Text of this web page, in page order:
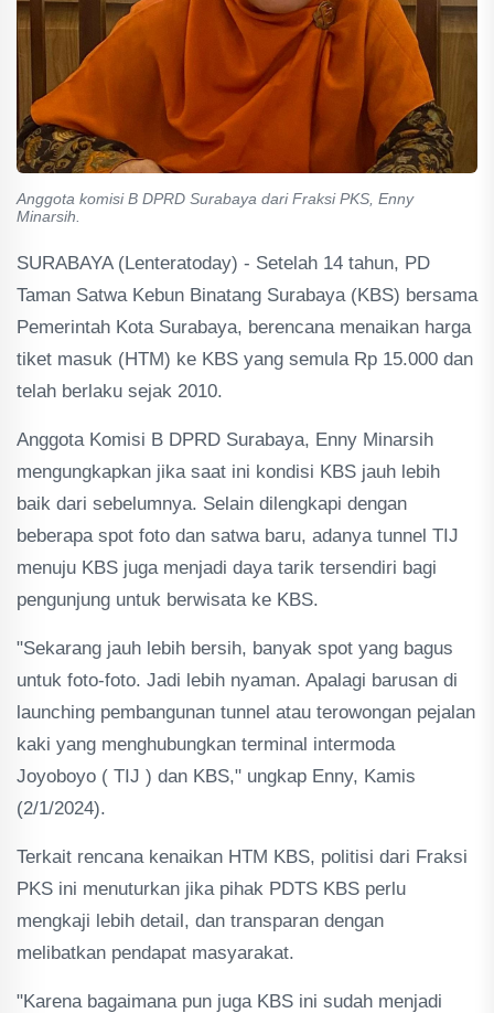
Anggota komisi B DPRD Surabaya dari Fraksi PKS, Enny
Minarsih.
SURABAYA (Lenteratoday) - Setelah 14 tahun, PD
Taman Satwa Kebun Binatang Surabaya (KBS) bersama
Pemerintah Kota Surabaya, berencana menaikan harga
tiket masuk (HTM) ke KBS yang semula Rp 15.000 dan
telah berlaku sejak 2010.
Anggota Komisi B DPRD Surabaya, Enny Minarsih
mengungkapkan jika saat ini kondisi KBS jauh lebih
baik dari sebelumnya. Selain dilengkapi dengan
beberapa spot foto dan satwa baru, adanya tunnel TIJ
menuju KBS juga menjadi daya tarik tersendiri bagi
pengunjung untuk berwisata ke KBS.
"Sekarang jauh lebih bersih, banyak spot yang bagus
untuk foto-foto. Jadi lebih nyaman. Apalagi barusan di
launching pembangunan tunnel atau terowongan pejalan
kaki yang menghubungkan terminal intermoda
Joyoboyo ( TIJ ) dan KBS," ungkap Enny, Kamis
(2/1/2024).
Terkait rencana kenaikan HTM KBS, politisi dari Fraksi
PKS ini menuturkan jika pihak PDTS KBS perlu
mengkaji lebih detail, dan transparan dengan
melibatkan pendapat masyarakat.
"Karena bagaimana pun juga KBS ini sudah menjadi